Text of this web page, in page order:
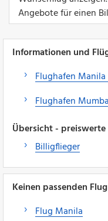
Angebote für einen
Informationen und
Flughafen
Flughafen
Übersicht -
Billigflieger
Keinen passenden
Flug Manila